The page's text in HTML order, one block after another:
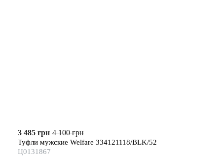
3 485 грн 4 100 грн
Туфли мужские Welfare 334121118/BLK/52
Ц0131867